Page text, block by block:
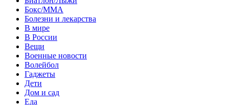
Бокс/MMA
Болезни и лекарства
В мире
В России
Вещи
Военные новости
Волейбол
Гаджеты
Дети
Дом и сад
Еда